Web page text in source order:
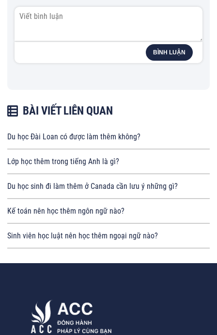
BÌNH LUẬN
BÀI VIẾT LIÊN QUAN
Du học Đài Loan có được làm thêm không?
Lớp học thêm trong tiếng Anh là gì?
Du học sinh đi làm thêm ở Canada cần lưu ý những gì?
Kế toán nên học thêm ngôn ngữ nào?
Sinh viên học luật nên học thêm ngoại ngữ nào?